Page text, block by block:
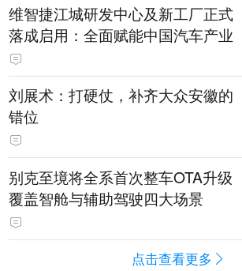
维智捷江城研发中心及新工厂正式
落成启用：全面赋能中国汽车产业
刘展术：打硬仗，补齐大众安徽的
错位
别克至境将全系首次整车OTA升级
覆盖智舱与辅助驾驶四大场景
点击查看更多